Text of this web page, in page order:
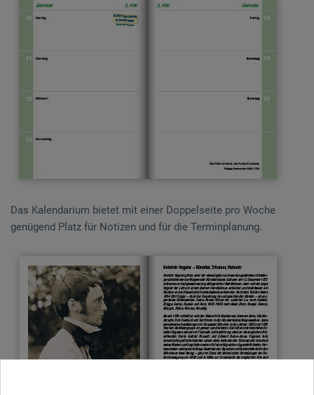
Das Kalendarium bietet mit einer Doppelseite pro Woche
genügend Platz für Notizen und für die Terminplanung.